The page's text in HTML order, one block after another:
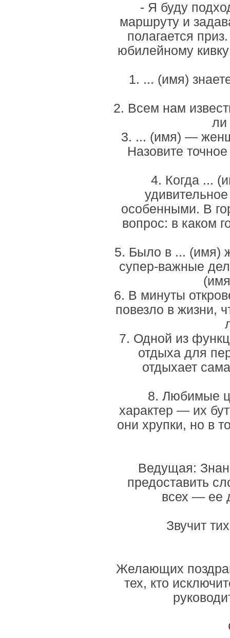
- Я буду
маршруту и
полагается
юбилейному
1. ... (имя)
2. Всем нам
ли
3. ... (имя) —
Назовите
4. Когда ...
особенными. В
вопрос: в каком
5. Было в ... (имя)
супер-важные
6. В минуты
повезло в жизни,
7. Одной из
отдыха для
отдыхает
8. Любимые
характер — их
они хрупки, но в
Ведущая:
предоставить
всех — ее
Звучит
Желающих
тех, кто